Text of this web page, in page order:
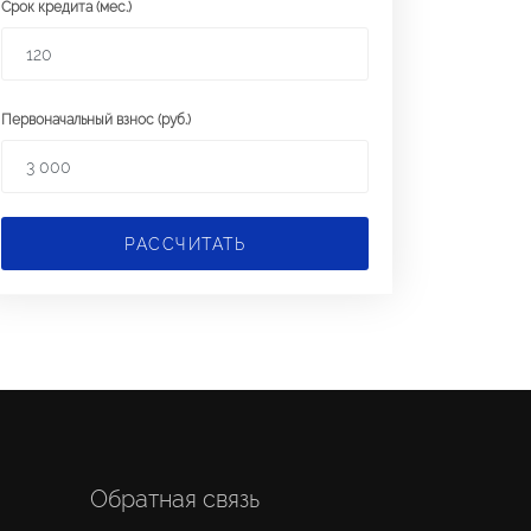
Срок кредита (мес.)
Первоначальный взнос (руб.)
РАССЧИТАТЬ
Обратная связь